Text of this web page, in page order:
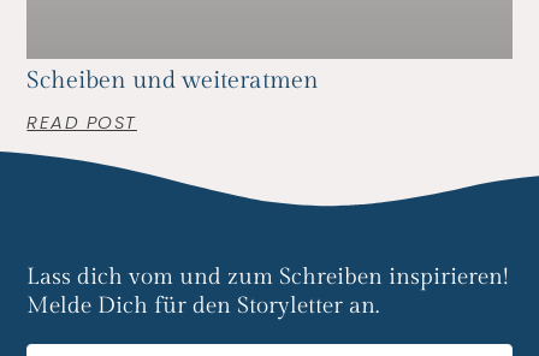
Scheiben und weiteratmen
READ POST
Lass dich vom und zum Schreiben inspirieren!
Melde Dich für den Storyletter an.